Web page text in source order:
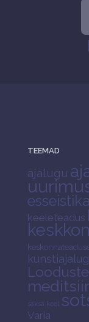
TEEMAD
ajalugu
keeleteadus
saksa keel
Varia